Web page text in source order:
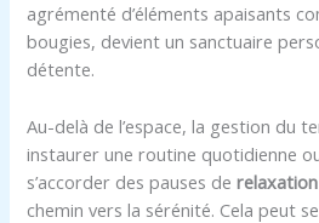
agrémenté d’éléments apaisants
bougies, devient un sanctuaire
détente.
Au-delà de l’espace, la gestion du
instaurer une routine quotidienne
s’accorder des pauses derelaxation
chemin vers la sérénité. Cela peut